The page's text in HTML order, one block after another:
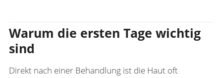
Warum die ersten Tage wichtig
sind
Direkt nach einer Behandlung ist die Haut oft